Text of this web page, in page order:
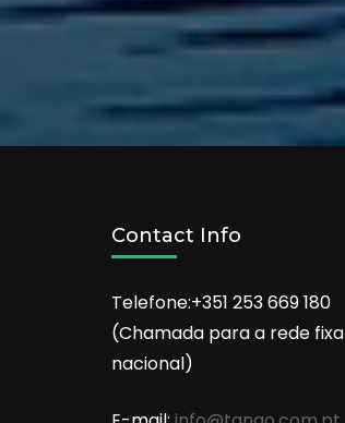
Contact Info
Telefone:+351 253 669 180
(Chamada para a rede fixa
nacional)